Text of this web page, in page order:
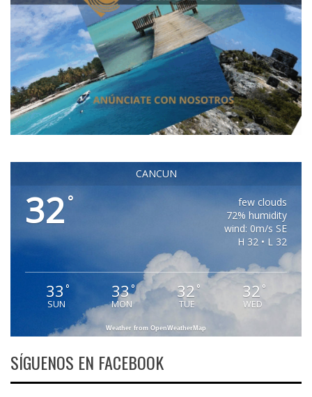
CANCUN
32 °
few clouds
72% humidity
wind: 0m/s SE
H 32 • L 32
33 °
SUN
33°
MON
32 °
TUE
32 °
WED
Weather from OpenWeatherMap
SÍGUENOS EN FACEBOOK